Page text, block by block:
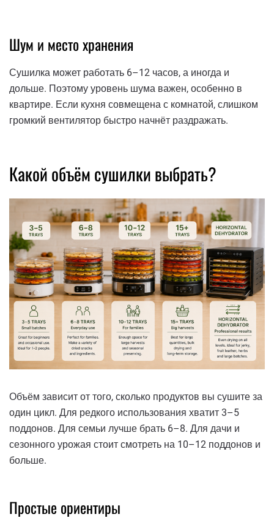
Шум и место хранения
Сушилка может работать 6–12 часов, а иногда и
дольше. Поэтому уровень шума важен, особенно в
квартире. Если кухня совмещена с комнатой, слишком
громкий вентилятор быстро начнёт раздражать.
Какой объём сушилки выбрать?
Объём зависит от того, сколько продуктов вы сушите за
один цикл. Для редкого использования хватит 3–5
поддонов. Для семьи лучше брать 6–8. Для дачи и
сезонного урожая стоит смотреть на 10–12 поддонов и
больше.
Простые ориентиры